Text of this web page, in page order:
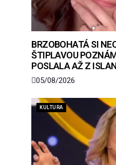
BRZOBOHATÁ SI
ŠTIPLAVOU
POSLALA AŽ Z
05/08/2026
KULTURA